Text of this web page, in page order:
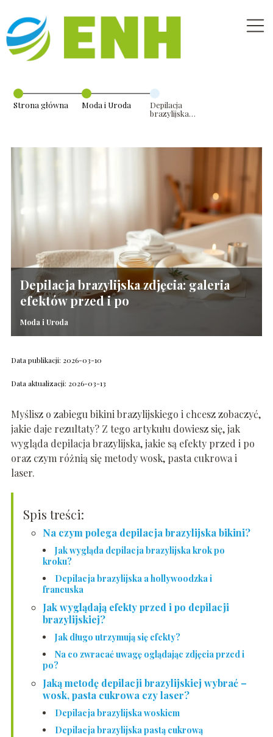
Strona główna Moda i Uroda
Depilacja
brazylijska
Depilacja brazylijska zdjęcia: galeria
efektów przed i po
Moda i Uroda
Data publikacji: 2026-03-10
Data aktualizacji: 2026-03-13
Myślisz o zabiegu bikini brazylijskiego i chcesz zobaczyć,
jakie daje rezultaty? Z tego artykułu dowiesz się, jak
wygląda depilacja brazylijska, jakie są efekty przed i po
oraz czym różnią się metody wosk, pasta cukrowa i
laser.
Spis treści:
Na czym polega depilacja brazylijska bikini?
Jak wygląda depilacja brazylijska krok po
kroku?
Depilacja brazylijska a hollywoodzka i
francuska
Jak wyglądają efekty przed i po depilacji
brazylijskiej?
Jak długo utrzymują się efekty?
Na co zwracać uwagę oglądając zdjęcia przed i
po?
Jaką metodę depilacji brazylijskiej wybrać –
wosk, pasta cukrowa czy laser?
Depilacja brazylijska woskiem
Depilacja brazylijska pastą cukrową